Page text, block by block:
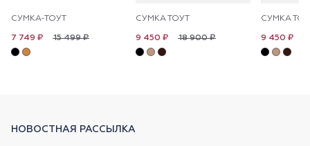
СУМКА-ТОУТ
15 499 ₽
7 749 ₽
СУМКА ТОУТ
18 900 ₽
9 450 ₽
СУМКА
9 450 ₽
НОВОСТНАЯ РАССЫЛКА